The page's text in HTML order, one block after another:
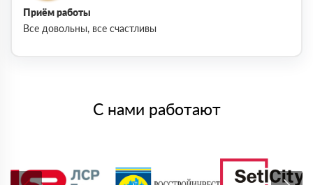
Приём работы
Все довольны, все счастливы
С нами работают